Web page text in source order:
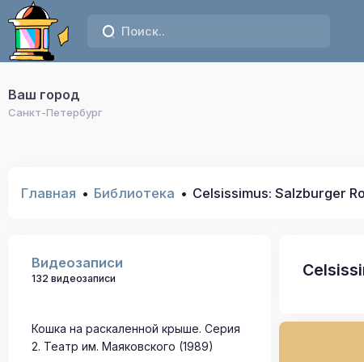
Ваш город
Санкт-Петербург
Главная Библиотека Celsissimus: Salzburger
Видеозаписи
132 видеозаписи
Кошка на раскаленной крыше. Серия
2. Театр им. Маяковского (1989)